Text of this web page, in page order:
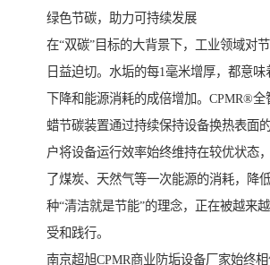
绿色节碳，助力可持续发展
在“双碳”目标的大背景下，工业领域对
日益迫切。水垢的每1毫米增厚，都意
下降和能源消耗的成倍增加。CPMR®
蜡节碳装置通过持续保持设备换热表面
户将设备运行效率始终维持在较优状态
了煤炭、天然气等一次能源的消耗，降
种“清洁就是节能”的理念，正在被越来
受和践行。
南京超旭CPMR商业防垢设备厂家始终